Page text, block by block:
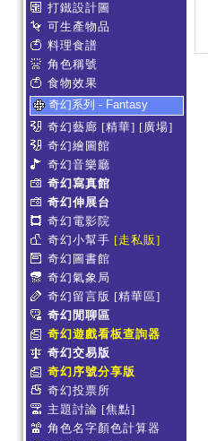
打鐵設計圖
可生產物品
料理食譜
角色稱號
食物效果
奇幻系列 - Fantasy
奇幻藝廊 [精華] [廣場]
奇幻繪圖館
奇幻音樂廳
奇幻寫真館
奇幻伸展台
奇幻電影院
奇幻小幫手 [走私販]
奇幻圖書館
奇幻氣象局
奇幻留言版 [精華區]
奇幻閒聊區
奇幻遊戲看板查詢器
奇幻交易版
奇幻序號分享版
奇幻投票所
主題討論 [焦點]
角色名字顏色計算器